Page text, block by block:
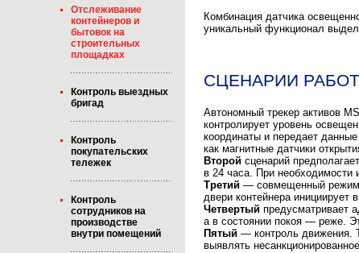
Отслеживание
контейнеров и
бытовок на
строительных
площадках
Контроль выездных
бригад
Контроль
покупательских
тележек
Контроль
сотрудников на
производстве
внутри помещений
Комбинация датчика
уникальный функционал
СЦЕНАРИИ
Автономный трекер активов
контролирует уровень
координаты и передает
как магнитные датчики
Второй сценарий
в 24 часа. При необходимости
Третий — совмещенный режим.
двери контейнера инициирует
Четвертый предусматривает
а в состоянии покоя — реже.
Пятый — контроль движения.
выявлять